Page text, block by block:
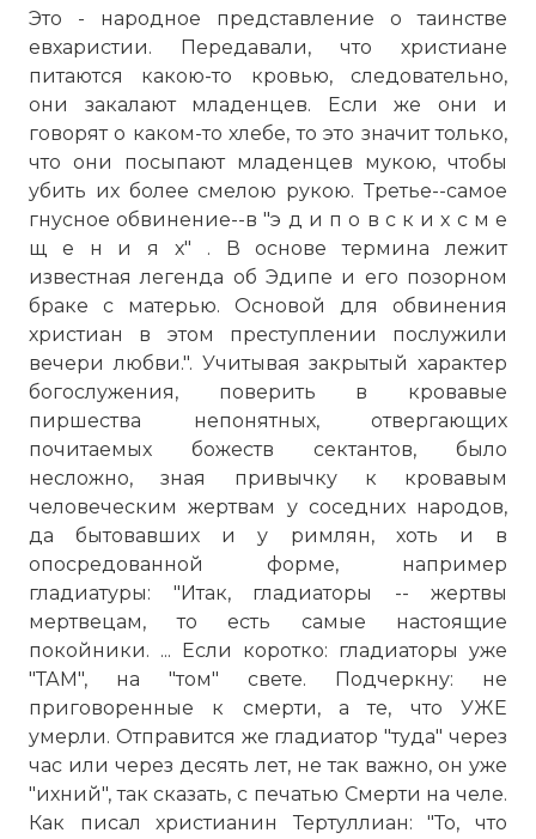
Это - народное представление о таинстве
евхаристии. Передавали, что христиане
питаются какою-то кровью, следовательно,
они закалают младенцев. Если же они и
говорят о каком-то хлебе, то это значит только,
что они посыпают младенцев мукою, чтобы
убить их более смелою рукою. Третье--самое
гнусное обвинение--в "э д и п о в с к и х с м е
щ е н и я х" . В основе термина лежит
известная легенда об Эдипе и его позорном
браке с матерью. Основой для обвинения
христиан в этом преступлении послужили
вечери любви.". Учитывая закрытый характер
богослужения, поверить в кровавые
пиршества непонятных, отвергающих
почитаемых божеств сектантов, было
несложно, зная привычку к кровавым
человеческим жертвам у соседних народов,
да бытовавших и у римлян, хоть и в
опосредованной форме, например
гладиатуры: "Итак, гладиаторы -- жертвы
мертвецам, то есть самые настоящие
покойники. ... Если коротко: гладиаторы уже
"ТАМ", на "том" свете. Подчеркну: не
приговоренные к смерти, а те, что УЖЕ
умерли. Отправится же гладиатор "туда" через
час или через десять лет, не так важно, он уже
"ихний", так сказать, с печатью Смерти на челе.
Как писал христианин Тертуллиан: "То, что